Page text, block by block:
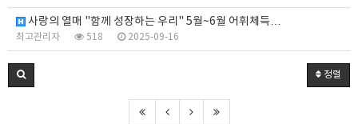
사랑의 열매 "함께 성장하는 우리" 5월~6월 어휘체득…
최고관리자 518 2025-09-16
정렬